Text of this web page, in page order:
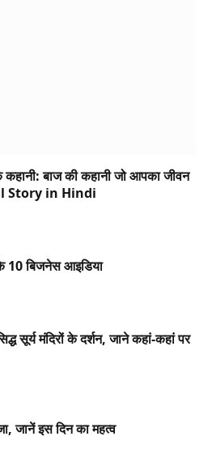
कहानी: बाज की कहानी जो आपका जीवन
Story in Hindi
10 बिजनेस आइडिया
सूर्य मंदिरों के दर्शन, जाने कहां-कहां पर
जानें इस दिन का महत्व